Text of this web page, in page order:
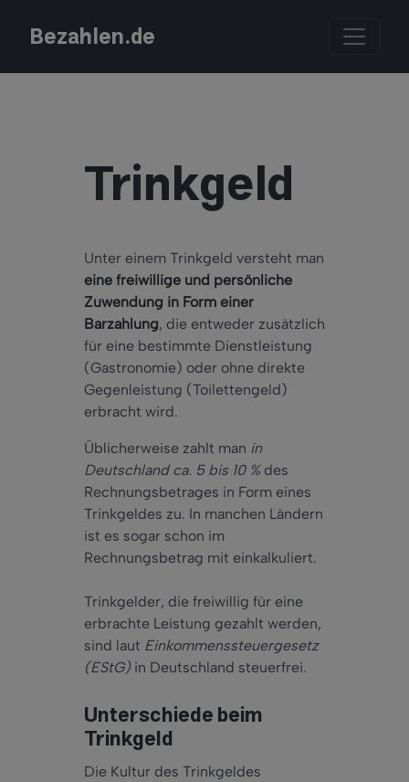
Bezahlen.de
Trinkgeld
Unter einem Trinkgeld versteht man
eine freiwillige und persönliche
Zuwendung in Form einer
Barzahlung, die entweder zusätzlich
für eine bestimmte Dienstleistung
(Gastronomie) oder ohne direkte
Gegenleistung (Toilettengeld)
erbracht wird.
Üblicherweise zahlt man in
Deutschland ca. 5 bis 10 % des
Rechnungsbetrages in Form eines
Trinkgeldes zu. In manchen Ländern
ist es sogar schon im
Rechnungsbetrag mit einkalkuliert.
Trinkgelder, die freiwillig für eine
erbrachte Leistung gezahlt werden,
sind laut Einkommenssteuergesetz
(EStG) in Deutschland steuerfrei.
Unterschiede beim
Trinkgeld
Die Kultur des Trinkgeldes